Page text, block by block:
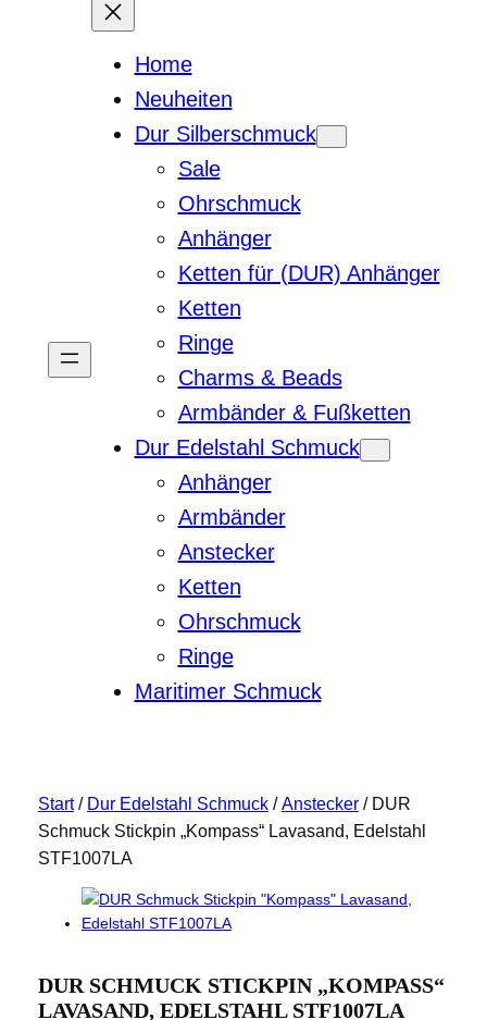
Home
Neuheiten
Dur Silberschmuck
Sale
Ohrschmuck
Anhänger
Ketten für (DUR) Anhänger
Ketten
Ringe
Charms & Beads
Armbänder & Fußketten
Dur Edelstahl Schmuck
Anhänger
Armbänder
Anstecker
Ketten
Ohrschmuck
Ringe
Maritimer Schmuck
Start/ Dur Edelstahl Schmuck/Anstecker/ DUR
Schmuck Stickpin „Kompass“ Lavasand, Edelstahl
STF1007LA
DUR SCHMUCK STICKPIN „KOMPASS“
LAVASAND, EDELSTAHL STF1007LA